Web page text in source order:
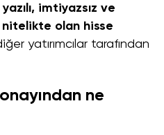
imtiyazsız ve
olan hisse
yatırımcılar tarafından
ne